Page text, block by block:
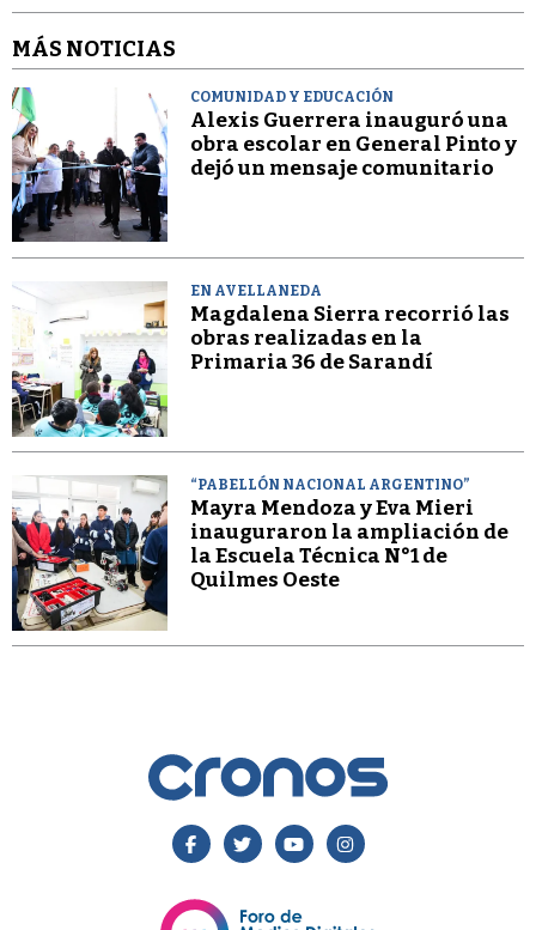
MÁS NOTICIAS
COMUNIDAD Y EDUCACIÓN
Alexis Guerrera inauguró una
obra escolar en General Pinto y
dejó un mensaje comunitario
EN AVELLANEDA
Magdalena Sierra recorrió las
obras realizadas en la
Primaria 36 de Sarandí
“PABELLÓN NACIONAL ARGENTINO”
Mayra Mendoza y Eva Mieri
inauguraron la ampliación de
la Escuela Técnica N°1 de
Quilmes Oeste